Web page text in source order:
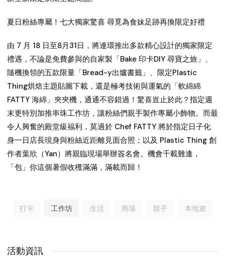
夏日粉絲專屬！七大獨家驚喜 尋覓為食妹足跡再換限定好禮
由 7 月 18 日至8月31日，將連環推出多款精心設計的獨家限定
禮遇，不論是免費參與的自家製「Bake 印卡DIY 尋寶之旅」、
隨機換領的五款限量「Bread-y出爐書籤」、限定Plastic
Thing烘焙主題貼圖下載，還是極考技術與運氣的「軟綿綿
FATTY 海綿」夾夾機，通通不容錯過！驚喜豈止於此？指定週
末更特別加推串珠工作坊，讓粉絲們親手製作專屬小飾物。而最
令人興奮的殿堂級福利，莫過於 Chef FATTY 將於指定日子化
身一日店長現身與粉絲近距離見面合照；以及 Plastic Thing 創
作者葉欣（Yan）將親臨現場舉辦簽名會。機會千載難逢，
「包」你這個暑假收穫滿滿，滿載而歸！
打卡 工作坊 生活 商場 親子 本地遊
活動資訊